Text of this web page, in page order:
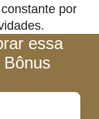
por
essa